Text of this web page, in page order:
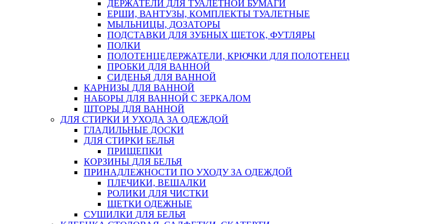
ДЕРЖАТЕЛИ ДЛЯ ТУАЛЕТНОЙ БУМАГИ
ЕРШИ, ВАНТУЗЫ, КОМПЛЕКТЫ ТУАЛЕТНЫЕ
МЫЛЬНИЦЫ, ДОЗАТОРЫ
ПОДСТАВКИ ДЛЯ ЗУБНЫХ ЩЕТОК, ФУТЛЯРЫ
ПОЛКИ
ПОЛОТЕНЦЕДЕРЖАТЕЛИ, КРЮЧКИ ДЛЯ ПОЛОТЕНЕЦ
ПРОБКИ ДЛЯ ВАННОЙ
СИДЕНЬЯ ДЛЯ ВАННОЙ
КАРНИЗЫ ДЛЯ ВАННОЙ
НАБОРЫ ДЛЯ ВАННОЙ С ЗЕРКАЛОМ
ШТОРЫ ДЛЯ ВАННОЙ
ДЛЯ СТИРКИ И УХОДА ЗА ОДЕЖДОЙ
ГЛАДИЛЬНЫЕ ДОСКИ
ДЛЯ СТИРКИ БЕЛЬЯ
ПРИЩЕПКИ
КОРЗИНЫ ДЛЯ БЕЛЬЯ
ПРИНАДЛЕЖНОСТИ ПО УХОДУ ЗА ОДЕЖДОЙ
ПЛЕЧИКИ, ВЕШАЛКИ
РОЛИКИ ДЛЯ ЧИСТКИ
ЩЕТКИ ОДЕЖНЫЕ
СУШИЛКИ ДЛЯ БЕЛЬЯ